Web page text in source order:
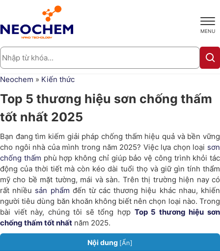
MENU
Neochem » Kiến thức
Top 5 thương hiệu sơn chống thấm
tốt nhất 2025
Bạn đang tìm kiếm giải pháp chống thấm hiệu quả và bền vững
cho ngôi nhà của mình trong năm 2025? Việc lựa chọn loại sơn
chống thấm phù hợp không chỉ giúp bảo vệ công trình khỏi tác
động của thời tiết mà còn kéo dài tuổi thọ và giữ gìn tính thẩm
mỹ cho bề mặt tường, mái và sàn. Trên thị trường hiện nay có
rất nhiều sản phẩm đến từ các thương hiệu khác nhau, khiến
người tiêu dùng băn khoăn không biết nên chọn loại nào. Trong
bài viết này, chúng tôi sẽ tổng hợp Top 5 thương hiệu sơn
chống thấm tốt nhất năm 2025.
Nội dung [Ẩn]